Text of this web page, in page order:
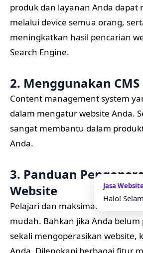
produk dan layanan Anda dapat
melalui device semua orang,
meningkatkan hasil pencarian
Search Engine.
2. Menggunakan CMS
Content management system
dalam mengatur website Anda.
sangat membantu dalam
Anda.
3. Panduan
Website
Pelajari dan maksimalkan
mudah. Bahkan jika Anda
sekali mengoperasikan website,
Jasa
Halo!